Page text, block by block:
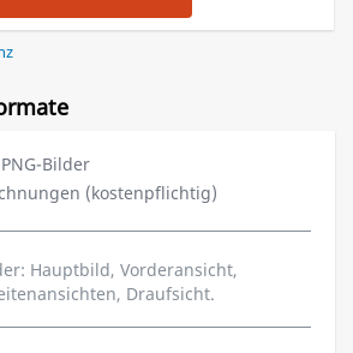
Bilder
(kostenpflichtig)
Hauptbild, Vorderansicht,
Draufsicht.